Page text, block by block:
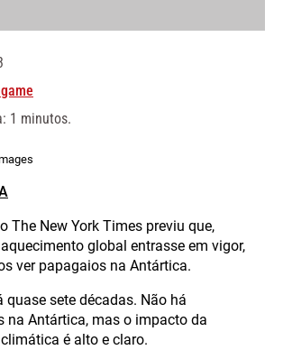
1 minutos.
The New York Times previu que,
global entrasse em vigor,
ver papagaios na Antártica.
quase sete décadas. Não há
na Antártica, mas o impacto da
é alto e claro.